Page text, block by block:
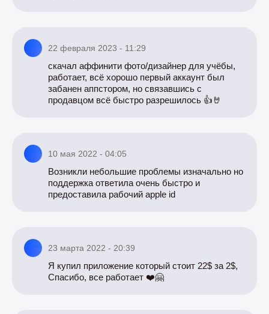
22 февраля 2023 - 11:29
скачал аффинити фото/дизайнер для учёбы,
работает, всё хорошо первый аккаунт был
забанен аппстором, но связавшись с
продавцом всё быстро разрешилось 👍🤘
10 мая 2022 - 04:05
Возникли небольшие проблемы изначально но
поддержка ответила очень быстро и
предоставила рабочий apple id
23 марта 2022 - 20:39
Я купил приложение который стоит 22$ за 2$,
Спасибо, все работает ❤️🤗